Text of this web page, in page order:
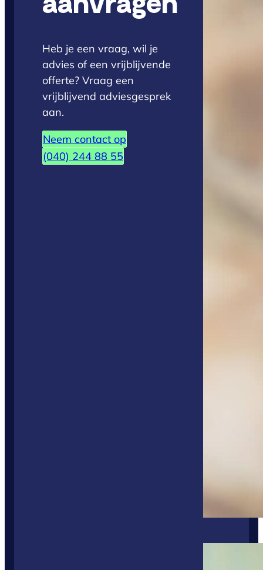
Heb je een vraag, wil je
advies of een vrijblijvende
offerte? Vraag een
vrijblijvend adviesgesprek
aan.
Neem contact op
(040) 244 88 55